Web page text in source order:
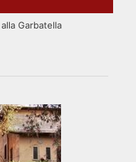
Garbatella